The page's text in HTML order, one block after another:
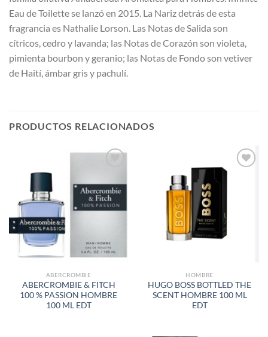
Eau de Toilette se lanzó en 2015. La Nariz detrás de esta
fragrancia es Nathalie Lorson. Las Notas de Salida son
cítricos, cedro y lavanda; las Notas de Corazón son violeta,
pimienta bourbon y geranio; las Notas de Fondo son vetiver
de Haití, ámbar gris y pachulí.
PRODUCTOS RELACIONADOS
LISTA
DE
ABERCROMBIE
ABERCROMBIE & FITCH
100 % PASSION HOMBRE
100 ML EDT
DESEOS
HOMBRE
HUGO BOSS BOTTLED THE
SCENT HOMBRE 100 ML
EDT